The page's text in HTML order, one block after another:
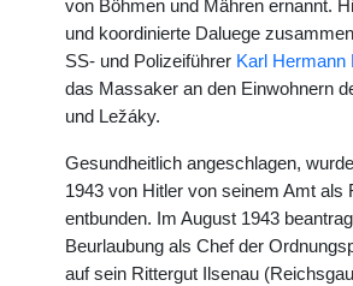
von Böhmen und Mähren ernannt.
und koordinierte Daluege
SS- und Polizeiführer Karl Hermann
das Massaker an den Einwohnern
und Ležáky.
Gesundheitlich angeschlagen,
1943 von Hitler von seinem Amt als
entbunden. Im August 1943
Beurlaubung als Chef der
auf sein Rittergut Ilsenau